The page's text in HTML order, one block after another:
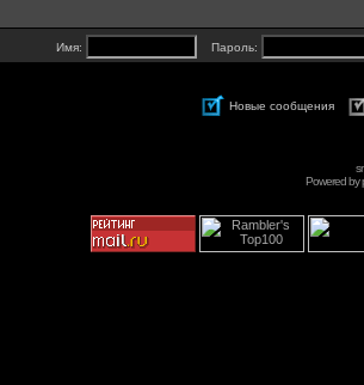
Имя: Пароль:
Новые сообщения
Powered by